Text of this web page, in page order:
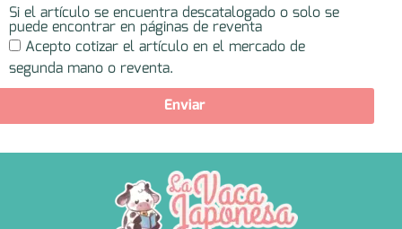
Si el artículo se encuentra descatalogado o solo se
puede encontrar en páginas de reventa
Acepto cotizar el artículo en el mercado de
segunda mano o reventa.
Enviar